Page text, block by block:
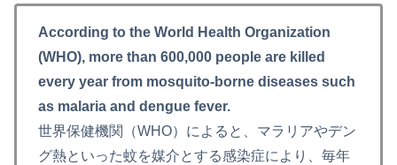
According to the World Health Organization
(WHO), more than 600,000 people are killed
every year from mosquito-borne diseases such
as malaria and dengue fever.
世界保健機関（WHO）によると、マラリアやデン
グ熱といった蚊を媒介とする感染症により、毎年